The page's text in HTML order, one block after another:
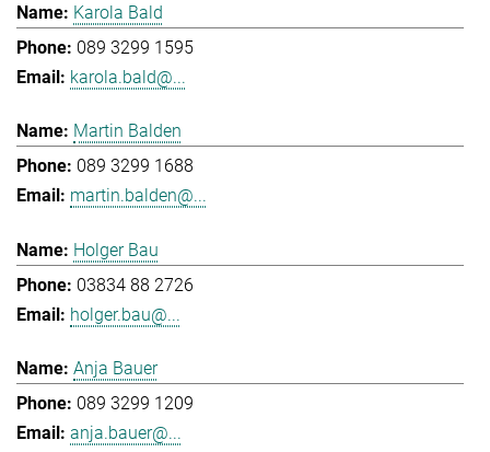
Karola Bald
089 3299 1595
karola.bald@...
Martin Balden
089 3299 1688
martin.balden@...
Holger Bau
03834 88 2726
holger.bau@...
Anja Bauer
089 3299 1209
anja.bauer@...